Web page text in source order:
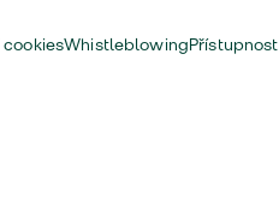
WhistleblowingPřístupnost